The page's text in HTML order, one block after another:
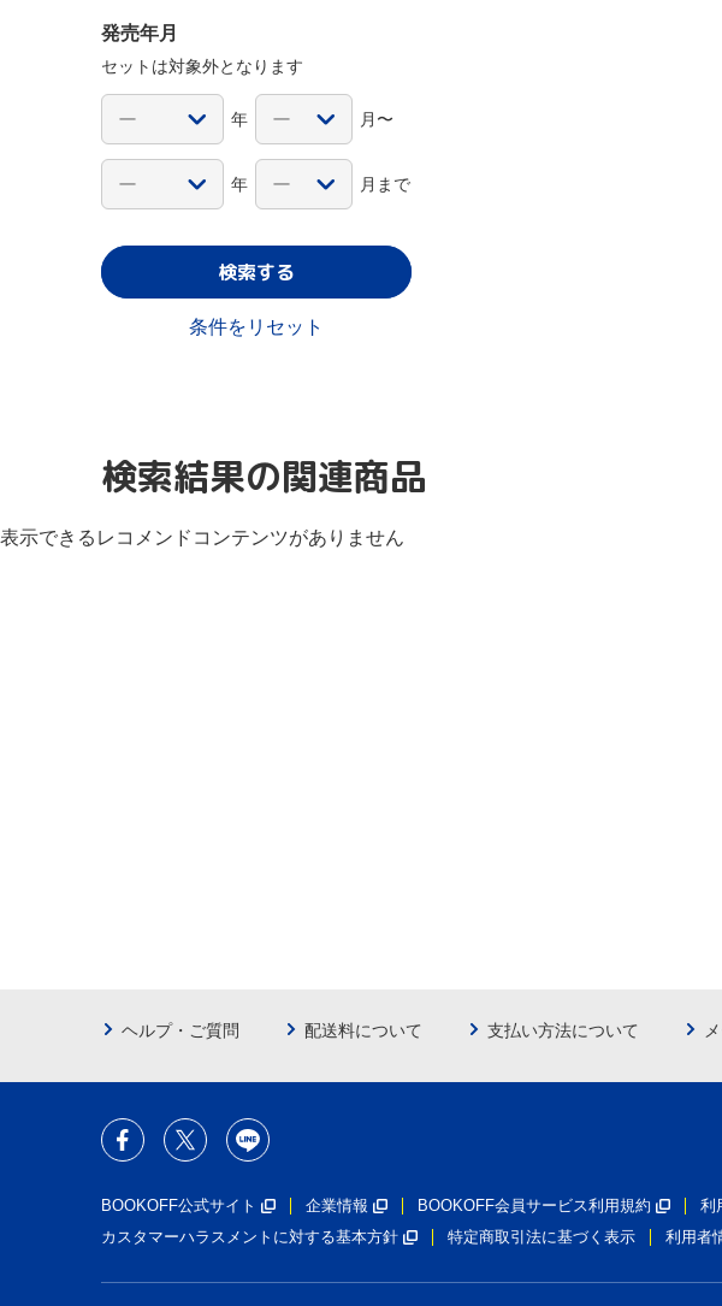
発売年月
セットは対象外となります
年 月〜
年 月まで
検索する
条件をリセット
検索結果の関連商品
表示できるレコメンドコンテンツがありません
ヘルプ・ご質問 配送料について 支払い方法について
BOOKOFF公式サイト 企業情報 BOOKOFF会員サービス利用規約 利
カスタマーハラスメントに対する基本方針
特定商取引法に基づく表示 利用者